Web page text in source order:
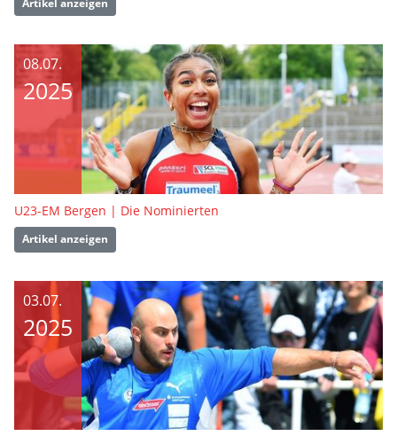
08.07.
2025
U23-EM Bergen | Die Nominierten
Artikel anzeigen
03.07.
2025